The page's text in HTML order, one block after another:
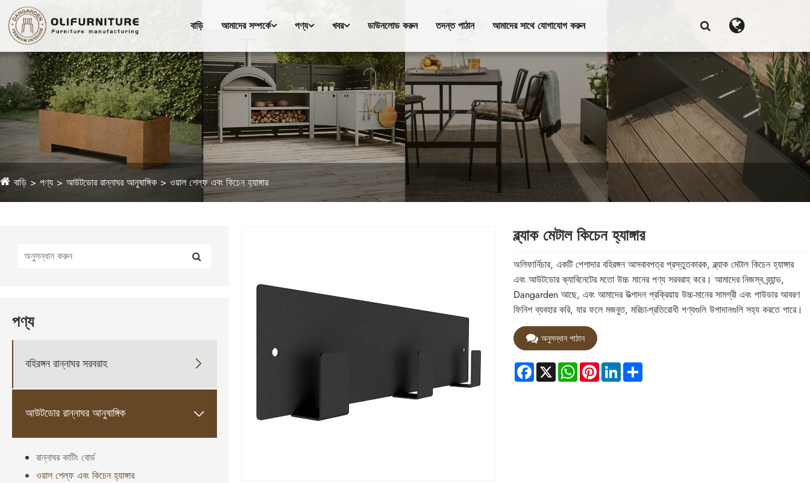
বাড়ি আমাদের সম্পর্কে পণ্য খবর ডাউনলোড করুন তদন্ত পাঠান আমাদের সাথে যোগাযোগ করুন
বাড়ি পণ্য আউটডোর রান্নাঘর আনুষাঙ্গিক ওয়াল শেল্ফ এবং কিচেন হ্যাঙ্গার
পণ্য
বহিরঙ্গন রান্নাঘর সরবরাহ 
আউটডোর রান্নাঘর আনুষাঙ্গিক 
রান্নাঘর কাটিং বোর্ড
ওয়াল শেল্ফ এবং কিচেন হ্যাঙ্গার
ব্ল্যাক মেটাল কিচেন হ্যাঙ্গার
অলিফার্নিচার, একটি পেশাদার বহিরঙ্গন আসবাবপত্র প্রস্তুতকারক, ব্ল্যাক মেটাল কিচেন হ্যাঙ্গার
এবং আউটডোর ক্যাবিনেটের মতো উচ্চ মানের পণ্য সরবরাহ করে। আমাদের নিজস্ব ব্র্যান্ড,
Dangarden আছে, এবং আমাদের উত্পাদন প্রক্রিয়ায় উচ্চ-মানের সামগ্রী এবং পাউডার আবরণ
ফিনিশ ব্যবহার করি, যার ফলে মজবুত, মরিচা-প্রতিরোধী পণ্যগুলি উপাদানগুলি সহ্য করতে পারে।
অনুসন্ধান পাঠান
Facebook
X WhatsApp
PinterestLinkedInShare